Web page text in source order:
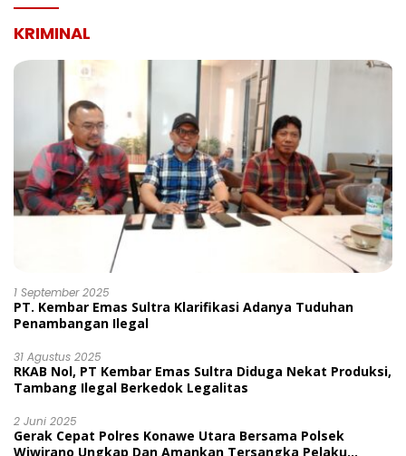
KRIMINAL
1 September 2025
PT. Kembar Emas Sultra Klarifikasi Adanya Tuduhan
Penambangan Ilegal
31 Agustus 2025
RKAB Nol, PT Kembar Emas Sultra Diduga Nekat Produksi,
Tambang Ilegal Berkedok Legalitas
2 Juni 2025
Gerak Cepat Polres Konawe Utara Bersama Polsek
Wiwirano Ungkap Dan Amankan Tersangka Pelaku